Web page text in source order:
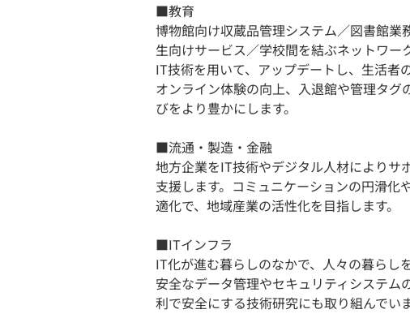
■教育
博物館向け収蔵品管理システム／図書館
生向けサービス／学校間を結ぶネットワー
IT技術を用いて、アップデートし、生活者
オンライン体験の向上、入退館や管理タ
びをより豊かにします。
■流通・製造・金融
地方企業をIT技術やデジタル人材によりサ
支援します。コミュニケーションの円滑
適化で、地域産業の活性化を目指します。
■ITインフラ
IT化が進む暮らしのなかで、人々の暮らし
安全なデータ管理やセキュリティシステ
利で安全にする技術研究にも取り組んでいま